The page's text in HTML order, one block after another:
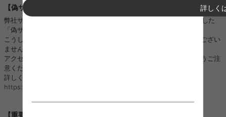
詳しく
【偽サイトにご注意ください】
弊社サイトのロゴ・画像などを不正に使用し、kagu350になりすました
「偽サイト」や「偽SNSアカウント」を複数確認しております。
こうした「偽サイト」「偽SNSアカウント」は、当店と全く関係がござい
ません。
アクセス、ご注文、お振り込み、個人情報のやり取りをされないようご注
意ください。
詳しくはこちら：
https://kagu350.com/phishing
【重要】ご注文集中に伴う対応遅延のお詫びとお知らせ